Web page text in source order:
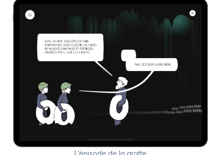
L’épisode de la grotte